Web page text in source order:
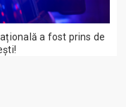
a fost prins de